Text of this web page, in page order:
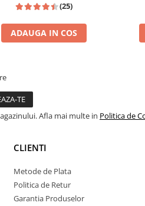
(25)
ADAUGA IN COS
Afla mai multe in Politica de
CLIENTI
Metode de Plata
Politica de Retur
Garantia Produselor